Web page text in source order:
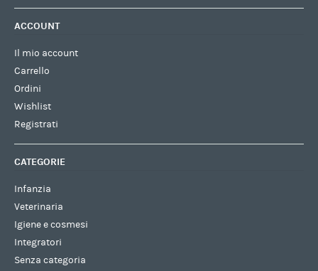
ACCOUNT
Il mio account
Carrello
Ordini
Wishlist
Registrati
CATEGORIE
Infanzia
Veterinaria
Igiene e cosmesi
Integratori
Senza categoria